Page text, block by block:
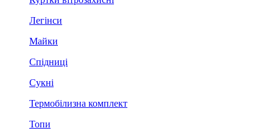
Легінси
Майки
Спідниці
Сукні
Термобілизна комплект
Топи